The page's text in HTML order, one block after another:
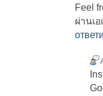
Feel
ผ่านเ